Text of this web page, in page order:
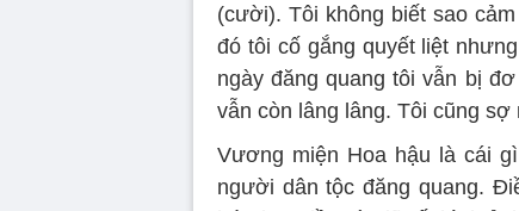
(cười). Tôi không biết sao
đó tôi cố gắng quyết liệt
ngày đăng quang tôi vẫn bị
vẫn còn lâng lâng. Tôi cũng sợ
Vương miện Hoa hậu là cái
người dân tộc đăng quang.